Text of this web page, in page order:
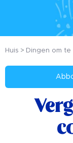
Huis Dingen om te